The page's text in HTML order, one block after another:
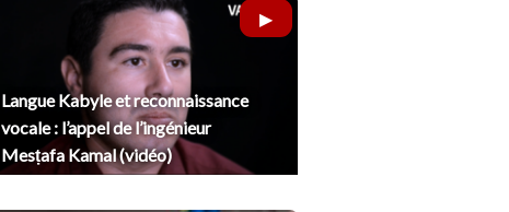
Langue Kabyle et reconnaissance
vocale : l’appel de l’ingénieur
Mesṭafa Kamal (vidéo)